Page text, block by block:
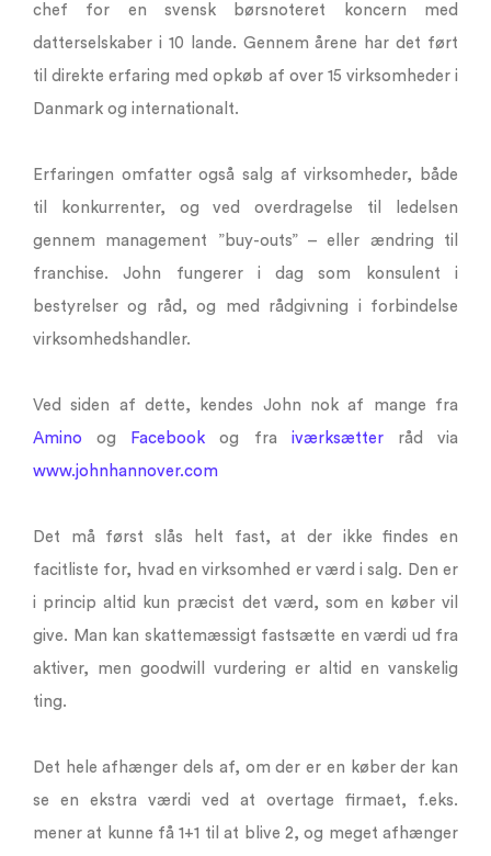
chef for en svensk børsnoteret koncern med
datterselskaber i 10 lande. Gennem årene har det ført
til direkte erfaring med opkøb af over 15 virksomheder i
Danmark og internationalt.
Erfaringen omfatter også salg af virksomheder, både
til konkurrenter, og ved overdragelse til ledelsen
gennem management ”buy-outs” – eller ændring til
franchise. John fungerer i dag som konsulent i
bestyrelser og råd, og med rådgivning i forbindelse
virksomhedshandler.
Ved siden af dette, kendes John nok af mange fra
Amino og Facebook og fra iværksætterråd via
www.johnhannover.com
Det må først slås helt fast, at der ikke findes en
facitliste for, hvad en virksomhed er værd i salg. Den er
i princip altid kun præcist det værd, som en køber vil
give. Man kan skattemæssigt fastsætte en værdi ud fra
aktiver, men goodwill vurdering er altid en vanskelig
ting.
Det hele afhænger dels af, om der er en køber der kan
se en ekstra værdi ved at overtage firmaet, f.eks.
mener at kunne få 1+1 til at blive 2, og meget afhænger